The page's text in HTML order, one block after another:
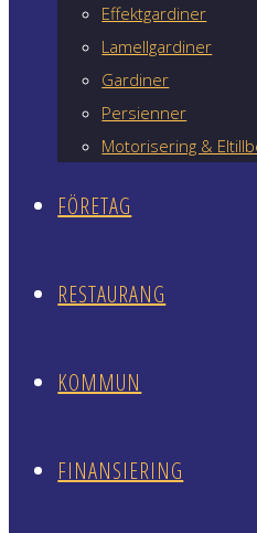
Effektgardiner
Lamellgardiner
Gardiner
Persienner
Motorisering &
FÖRETAG
RESTAURANG
KOMMUN
FINANSIERING